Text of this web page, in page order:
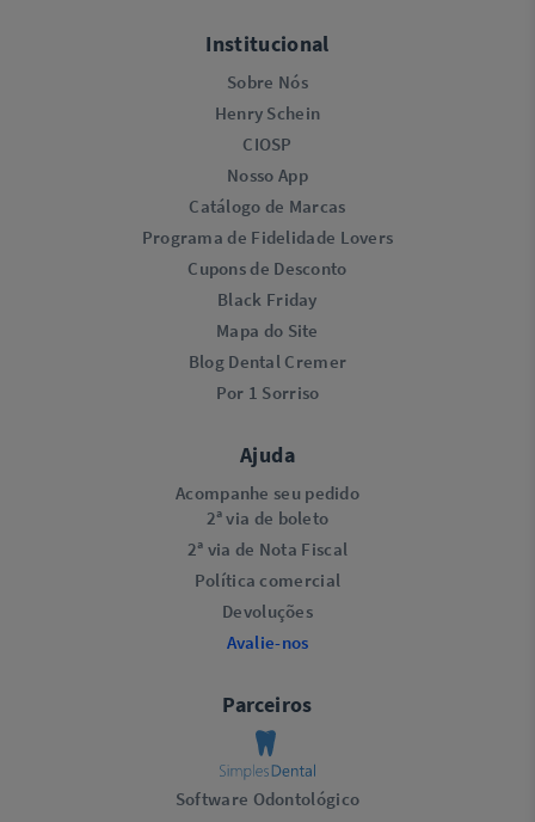
Institucional
Sobre Nós
Henry Schein
CIOSP
Nosso App
Catálogo de Marcas
Programa de Fidelidade Lovers​
Cupons de Desconto
Black Friday
Mapa do Site
Blog Dental Cremer
Por 1 Sorriso
Ajuda
Acompanhe seu pedido
2ª via de boleto
2ª via de Nota Fiscal
Política comercial
Devoluções
Avalie-nos
Parceiros
Software Odontológico